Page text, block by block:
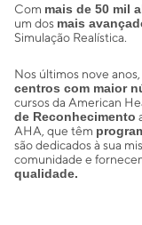
Com mais de 50 mil
um dos mais
Simulação Realística.
Nos últimos nove
centros com maior
cursos da American
de Reconhecimento
AHA, que têm
são dedicados à sua
comunidade e
qualidade.